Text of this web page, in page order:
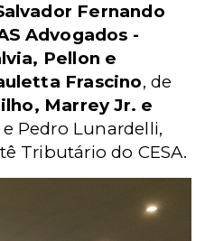
Fernando
Advogados -
Pellon e
Frascino, de
Marrey Jr. e
e Pedro Lunardelli,
Tributário do CESA.